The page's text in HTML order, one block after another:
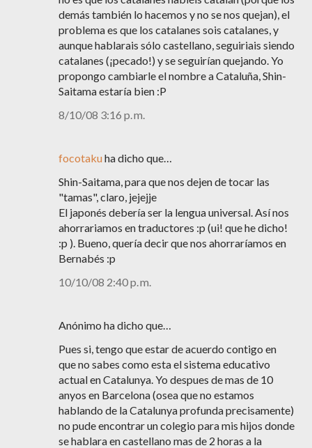
demás también lo hacemos y no se nos quejan), el
problema es que los catalanes sois catalanes, y
aunque hablarais sólo castellano, seguiriais siendo
catalanes (¡pecado!) y se seguirían quejando. Yo
propongo cambiarle el nombre a Cataluña, Shin-
Saitama estaría bien :P
8/10/08 3:16 p. m.
focotakuha dicho que…
Shin-Saitama, para que nos dejen de tocar las
"tamas", claro, jejejje
El japonés debería ser la lengua universal. Así nos
ahorrariamos en traductores :p (ui! que he dicho!
:p ). Bueno, quería decir que nos ahorraríamos en
Bernabés :p
10/10/08 2:40 p. m.
Anónimo ha dicho que…
Pues si, tengo que estar de acuerdo contigo en
que no sabes como esta el sistema educativo
actual en Catalunya. Yo despues de mas de 10
anyos en Barcelona (osea que no estamos
hablando de la Catalunya profunda precisamente)
no pude encontrar un colegio para mis hijos donde
se hablara en castellano mas de 2 horas a la